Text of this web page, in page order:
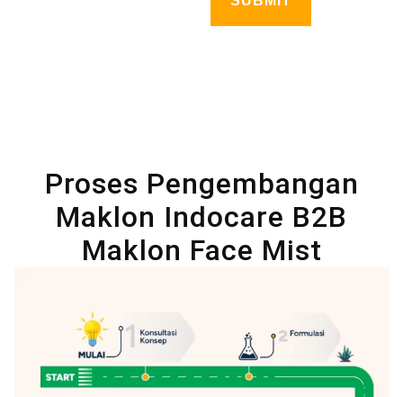
Proses Pengembangan
Maklon Indocare B2B
Maklon Face Mist